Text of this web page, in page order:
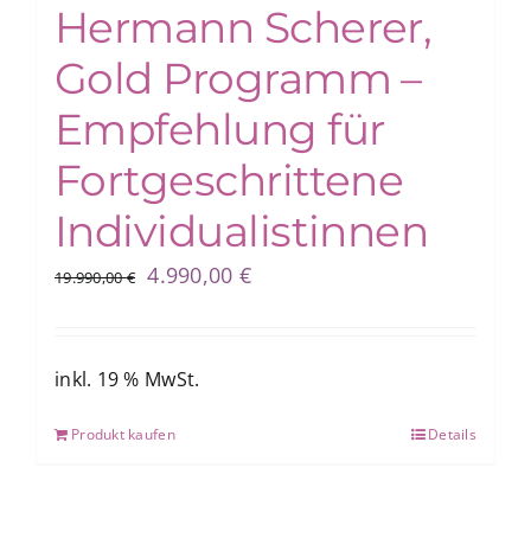
Hermann Scherer,
Gold Programm –
Empfehlung für
Fortgeschrittene
Individualistinnen
19.990,00€ Ursprünglicher
19.990,00 €
4.990,00 €Aktueller
inkl. 19 % MwSt.
Produkt kaufen Details